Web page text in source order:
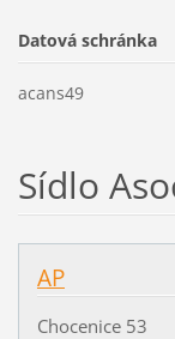
Datová schránka
acans49
Sídlo
AP
Chocenice